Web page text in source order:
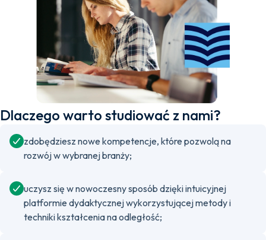
Dlaczego warto studiować z nami?
zdobędziesz nowe kompetencje, które pozwolą na
rozwój w wybranej branży;
uczysz się w nowoczesny sposób dzięki intuicyjnej
platformie dydaktycznej wykorzystującej metody i
techniki kształcenia na odległość;